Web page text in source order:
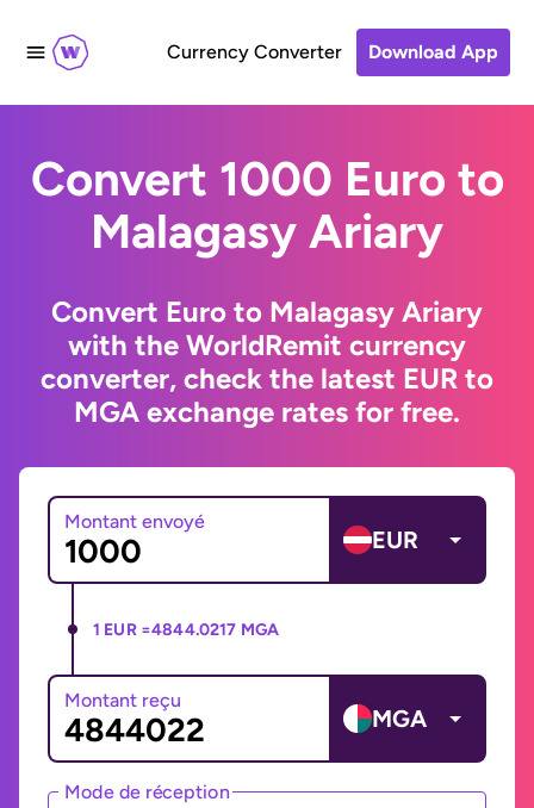
Currency Converter Download App
Convert 1000 Euro to
Malagasy Ariary
Convert Euro to Malagasy Ariary
with the WorldRemit currency
converter, check the latest EUR to
MGA exchange rates for free.
Montant envoyé
EUR
1 EUR =4844.0217 MGA
Montant reçu
MGA
Mode de réception